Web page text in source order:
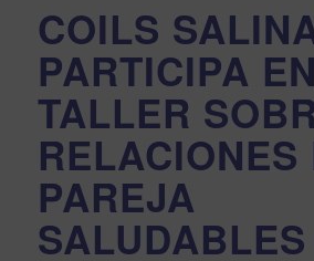
COILS
PARTICIPA
TALLER
RELACIONES
PAREJA
SALUDABLES